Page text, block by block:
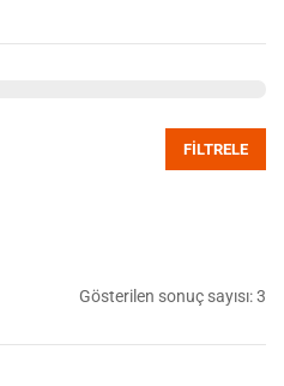
FILTRELE
Gösterilen sonuç sayısı: 3